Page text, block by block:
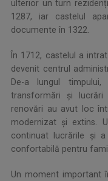
ulterior un turn
1287, iar castelul
documente în 1322.
În 1712, castelul a
devenit centrul
De-a lungul
transformări și lucrări
renovări au avut loc
modernizat și extins.
continuat lucrările și
confortabilă pentru
Un moment important